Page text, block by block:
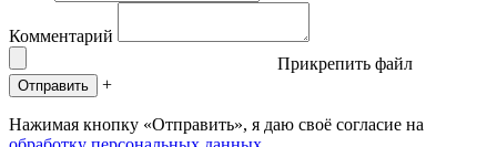
Комментарий
Прикрепить файл
Отправить +
Нажимая кнопку «Отправить», я даю своё согласие на